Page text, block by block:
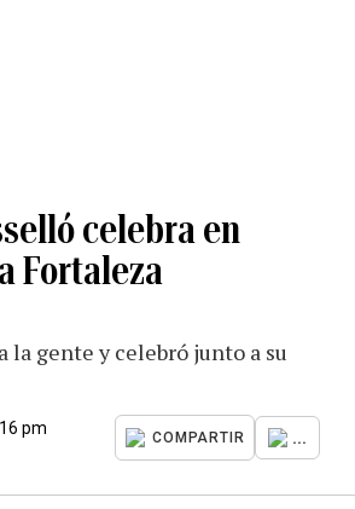
celebra en
Fortaleza
la gente y celebró junto a su
pm
COMPARTIR ...